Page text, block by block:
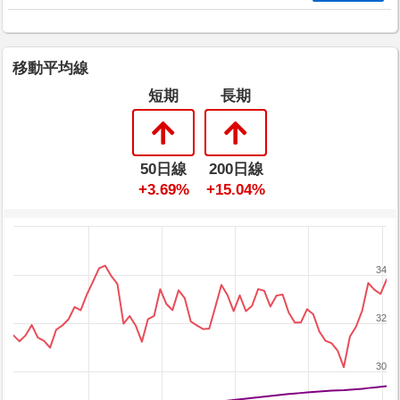
移動平均線
短期
50日線
+3.69%
長期
200日線
+15.04%
30
32
34